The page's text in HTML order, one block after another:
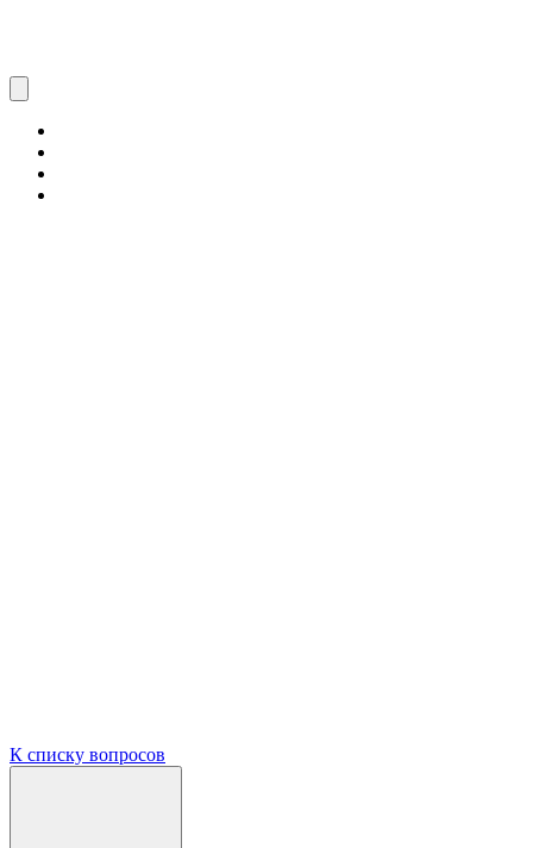
К списку вопросов